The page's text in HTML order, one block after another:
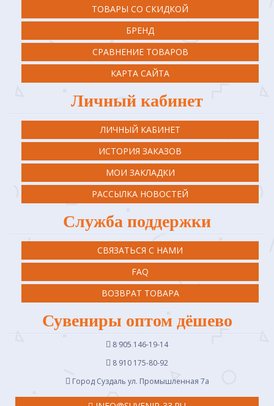
ТОВАРЫ СО СКИДКОЙ
БРЕНД
СРАВНЕНИЕ ТОВАРОВ
КАРТА САЙТА
Личный кабинет
ЛИЧНЫЙ КАБИНЕТ
ИСТОРИЯ ЗАКАЗОВ
МОИ ЗАКЛАДКИ
РАССЫЛКА НОВОСТЕЙ
Служба поддержки
СВЯЗАТЬСЯ С НАМИ
FAQ
ВОЗВРАТ ТОВАРА
Сувениры оптом дёшево
8 905 146-19-14
8 910 175-80-92
Город Суздаль ул. Промышленная 7a